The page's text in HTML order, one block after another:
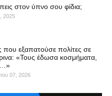
στον ύπνο σου φίδια;
2025
εξαπατούσε πολίτες σε
«Τους έδωσα κοσμήματα,
07, 2026